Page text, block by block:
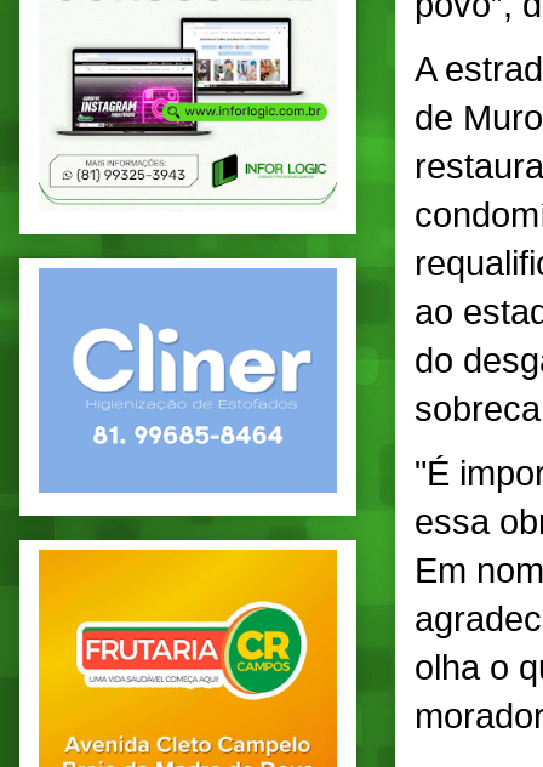
A
de
ao
do
"É
essa
Em
olha o